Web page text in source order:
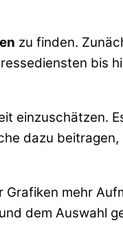
zu finden.
bis
einzuschätzen.
dazu
mehr
dem Auswahl